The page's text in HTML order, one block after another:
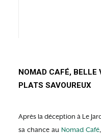
NOMAD CAFÉ, BELLE
PLATS SAVOUREUX
Après la déception à Le
sa chance au Nomad Café